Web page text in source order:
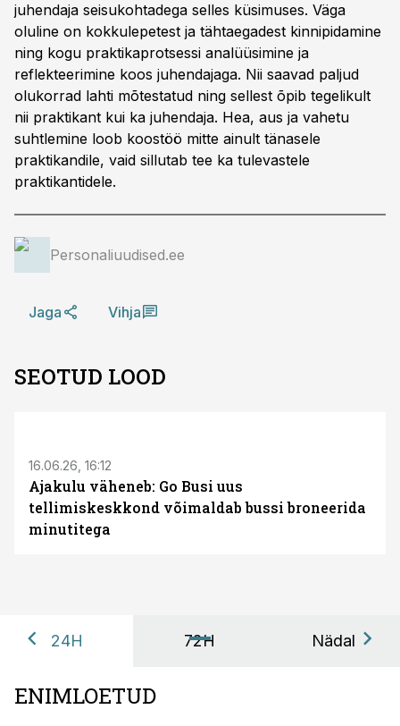
juhendaja seisukohtadega selles küsimuses. Väga
oluline on kokkulepetest ja tähtaegadest kinnipidamine
ning kogu praktikaprotsessi analüüsimine ja
reflekteerimine koos juhendajaga. Nii saavad paljud
olukorrad lahti mõtestatud ning sellest õpib tegelikult
nii praktikant kui ka juhendaja. Hea, aus ja vahetu
suhtlemine loob koostöö mitte ainult tänasele
praktikandile, vaid sillutab tee ka tulevastele
praktikantidele.
Personaliuudised.ee
Jaga Vihja
SEOTUD LOOD
16.06.26, 16:12
Ajakulu väheneb: Go Busi uus
tellimiskeskkond võimaldab bussi broneerida
minutitega
24H 72H Nädal
ENIMLOETUD